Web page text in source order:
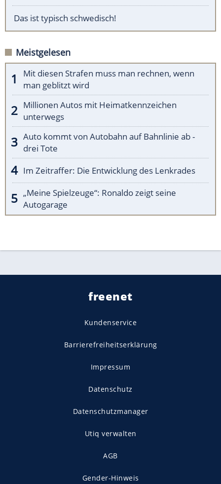
Das ist typisch schwedisch!
Meistgelesen
Mit diesen Strafen muss man rechnen, wenn
man geblitzt wird
Millionen Autos mit Heimatkennzeichen
unterwegs
Auto kommt von Autobahn auf Bahnlinie ab -
drei Tote
Im Zeitraffer: Die Entwicklung des Lenkrades
„Meine Spielzeuge“: Ronaldo zeigt seine
Autogarage
freenet
Kundenservice
Barrierefreiheitserklärung
Impressum
Datenschutz
Datenschutzmanager
Utiq verwalten
AGB
Gender-Hinweis